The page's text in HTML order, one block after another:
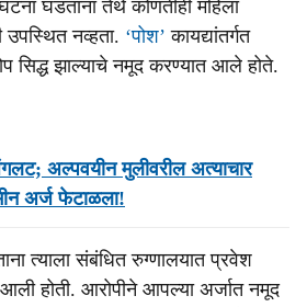
घडताना तेथे कोणतीही महिला
उपस्थित नव्हता. ‘पोश’ कायद्यांतर्गत
सिद्ध झाल्याचे नमूद करण्यात आले होते.
अल्पवयीन मुलीवरील अत्याचार
अर्ज फेटाळला!
त्याला संबंधित रुग्णालयात प्रवेश
होती. आरोपीने आपल्या अर्जात नमूद